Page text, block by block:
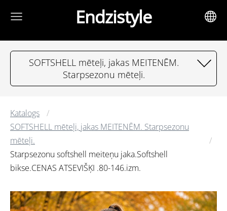
Endzistyle
SOFTSHELL mēteļi, jakas MEITENĒM.
Starpsezonu mēteļi.
Katalogs
SOFTSHELL mēteļi, jakas MEITENĒM. Starpsezonu
mēteļi.
Starpsezonu softshell meiteņu jaka.Softshell
bikse.CENAS ATSEVIŠĶI .80-146.izm.